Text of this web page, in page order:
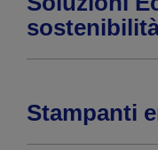
Stampanti